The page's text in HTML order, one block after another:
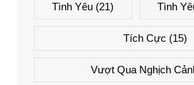
Tình Yêu (21) Tình
Tích Cực (15)
Vượt Qua Nghịch